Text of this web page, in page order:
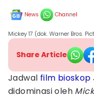
News Channel
Mickey 17 (dok. Warner Bros.
Share Article
Jadwal film bioskop
didominasi oleh